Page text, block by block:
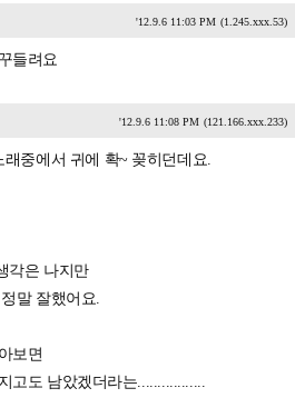
'12.9.6 11:03 PM (1.245.xxx.53)
들려요
'12.9.6 11:08 PM (121.166.xxx.233)
중에서 귀에 확~ 꽂히던데요.
각은 나지만
말 잘했어요.
보면
고도 남았겠더라는.................